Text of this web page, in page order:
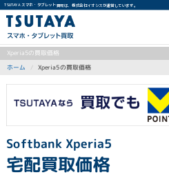
TSUTAYA スマホ・タブレット買取は、株式会社イオシスが運営しています。
Xperia5の買取価格
ホーム Xperia5の買取価格
Softbank Xperia5
宅配買取価格